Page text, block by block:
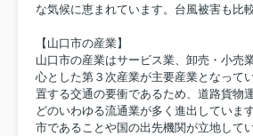
な気候に恵まれています。台風被害も比
【山口市の産業】
山口市の産業はサービス業、卸売・小売
心とした第３次産業が主要産業となって
置する交通の要衝であるため、道路貨物
どのいわゆる流通業が多く進出していま
市であることや国の出先機関が立地して